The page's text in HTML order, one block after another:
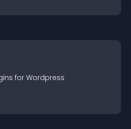
s for Wordpress